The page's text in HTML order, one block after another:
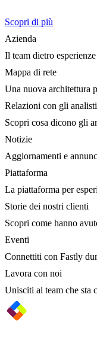
Scopri di più
Azienda
Il team dietro
Mappa di rete
Una nuova architettura
Relazioni con gli
Scopri cosa dicono gli
Notizie
Aggiornamenti e
Piattaforma
La piattaforma per
Storie dei nostri clienti
Scopri come hanno
Eventi
Connettiti con Fastly
Lavora con noi
Unisciti al team che sta